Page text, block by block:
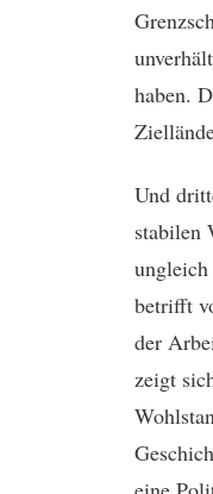
haben.
Und
stabilen
betrifft
der
zeigt